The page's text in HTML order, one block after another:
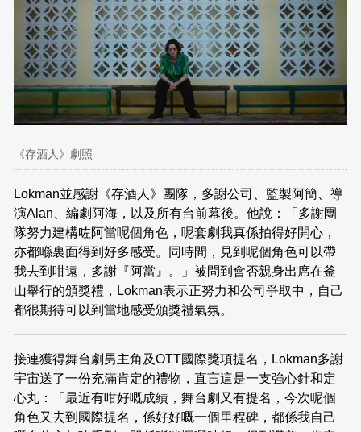
《存酒人》劇照
Lokman並感謝《存酒人》團隊，多謝公司、監製阿簡、導
演Alan、編劇阿海，以及所有台前幕後。他說：「多謝團
隊努力建構咗阿當呢個角色，呢套劇我真係拍得好開心，
亦都喺裏面得到好多感受。同時間，見到呢個角色可以帶
我去到咁遠，多謝『阿當』。」被問到會否親身出席在釜
山舉行的頒獎禮，Lokman表示正努力和公司爭取中，自己
都很期待可以到當地感受頒獎禮氣氛。
接連獲得舞台劇男主角及OTT國際獎項提名，Lokman多謝
宇宙送了一份充滿肯定的禮物，直言這是一支強心針和定
心丸：「最近有咁好嘅成績，舞台劇又有提名，今次呢個
角色又去到國際提名，係好好嘅一個里程碑，都係我自己